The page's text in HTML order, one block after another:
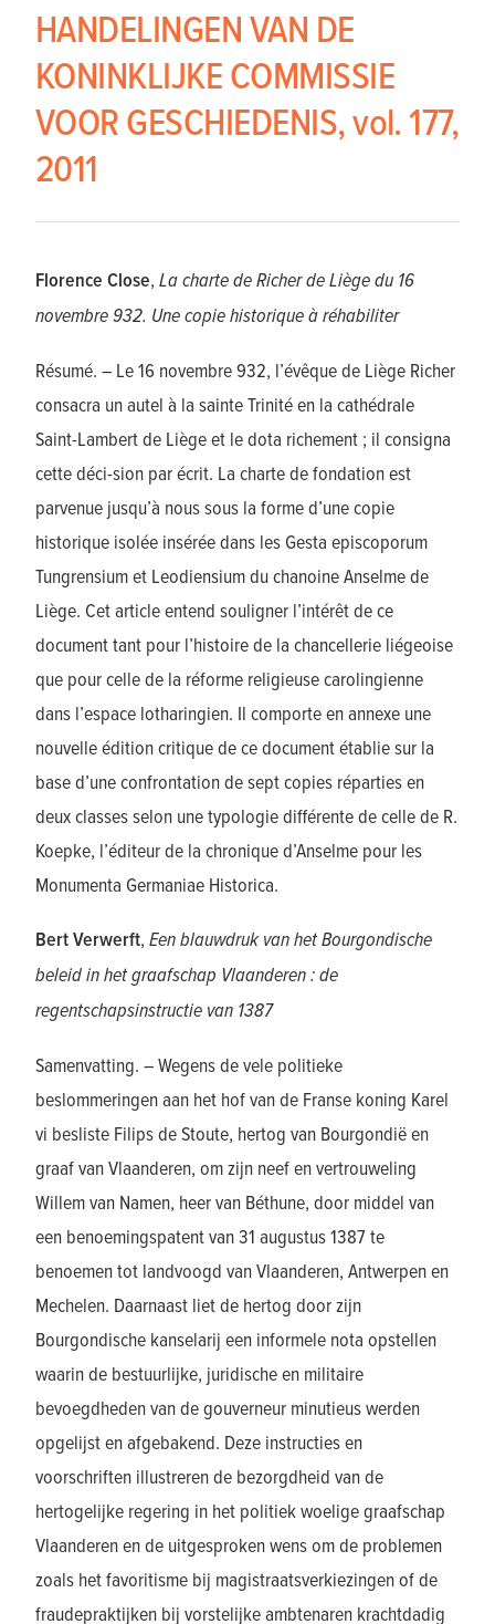
HANDELINGEN VAN DE
KONINKLIJKE COMMISSIE
VOOR GESCHIEDENIS, vol. 177,
2011
Florence Close, La charte de Richer de Liège du 16
novembre 932. Une copie historique à réhabiliter
Résumé. – Le 16 novembre 932, l’évêque de Liège Richer
consacra un autel à la sainte Trinité en la cathédrale
Saint-Lambert de Liège et le dota richement ; il consigna
cette déci-sion par écrit. La charte de fondation est
parvenue jusqu’à nous sous la forme d’une copie
historique isolée insérée dans les Gesta episcoporum
Tungrensium et Leodiensium du chanoine Anselme de
Liège. Cet article entend souligner l’intérêt de ce
document tant pour l’histoire de la chancellerie liégeoise
que pour celle de la réforme religieuse carolingienne
dans l’espace lotharingien. Il comporte en annexe une
nouvelle édition critique de ce document établie sur la
base d’une confrontation de sept copies réparties en
deux classes selon une typologie différente de celle de R.
Koepke, l’éditeur de la chronique d’Anselme pour les
Monumenta Germaniae Historica.
Bert Verwerft, Een blauwdruk van het Bourgondische
beleid in het graafschap Vlaanderen : de
regentschapsinstructie van 1387
Samenvatting. – Wegens de vele politieke
beslommeringen aan het hof van de Franse koning Karel
vi besliste Filips de Stoute, hertog van Bourgondië en
graaf van Vlaanderen, om zijn neef en vertrouweling
Willem van Namen, heer van Béthune, door middel van
een benoemingspatent van 31 augustus 1387 te
benoemen tot landvoogd van Vlaanderen, Antwerpen en
Mechelen. Daarnaast liet de hertog door zijn
Bourgondische kanselarij een informele nota opstellen
waarin de bestuurlijke, juridische en militaire
bevoegdheden van de gouverneur minutieus werden
opgelijst en afgebakend. Deze instructies en
voorschriften illustreren de bezorgdheid van de
hertogelijke regering in het politiek woelige graafschap
Vlaanderen en de uitgesproken wens om de problemen
zoals het favoritisme bij magistraatsverkiezingen of de
fraudepraktijken bij vorstelijke ambtenaren krachtdadig